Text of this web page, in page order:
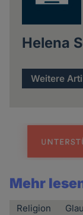
Helena
Weitere
Mehr
Religion